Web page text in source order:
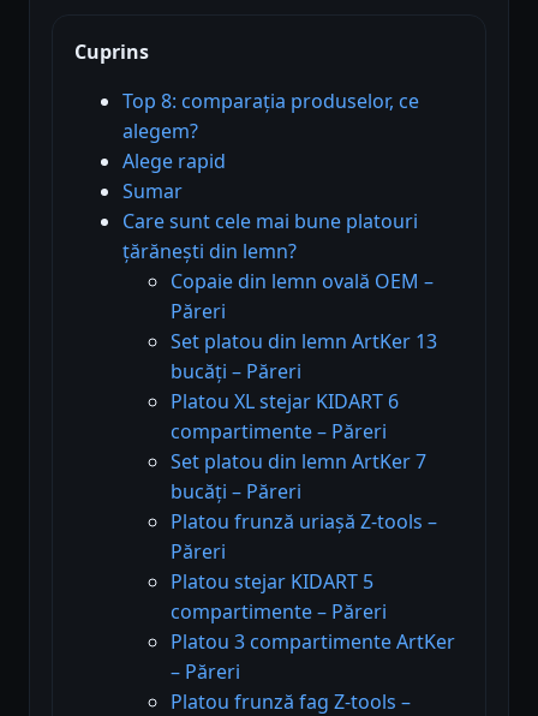
Cuprins
Top 8: comparația produselor, ce
alegem?
Alege rapid
Sumar
Care sunt cele mai bune platouri
țărănești din lemn?
Copaie din lemn ovală OEM –
Păreri
Set platou din lemn ArtKer 13
bucăți – Păreri
Platou XL stejar KIDART 6
compartimente – Păreri
Set platou din lemn ArtKer 7
bucăți – Păreri
Platou frunză uriașă Z-tools –
Păreri
Platou stejar KIDART 5
compartimente – Păreri
Platou 3 compartimente ArtKer
– Păreri
Platou frunză fag Z-tools –